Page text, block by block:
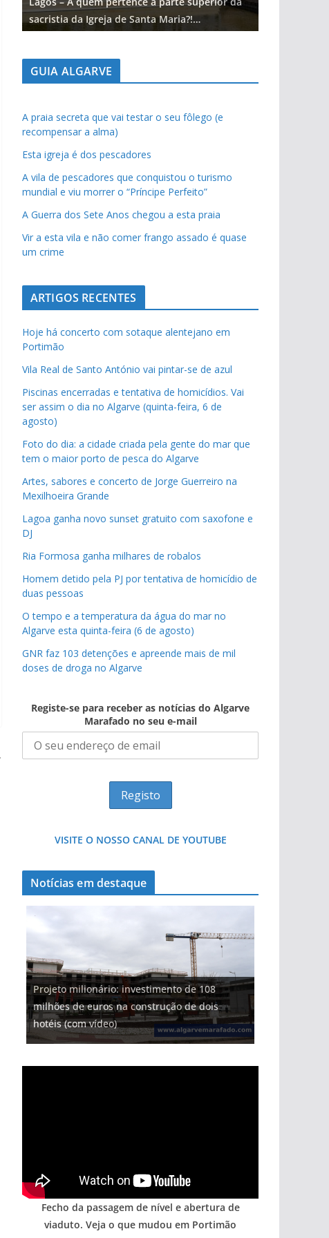
sacristia da Igreja de Santa Maria?!…
GUIA ALGARVE
A praia secreta que vai testar o seu fôlego (e
recompensar a alma)
Esta igreja é dos pescadores
A vila de pescadores que conquistou o turismo
mundial e viu morrer o “Príncipe Perfeito”
A Guerra dos Sete Anos chegou a esta praia
Vir a esta vila e não comer frango assado é quase
um crime
ARTIGOS RECENTES
Hoje há concerto com sotaque alentejano em
Portimão
Vila Real de Santo António vai pintar-se de azul
Piscinas encerradas e tentativa de homicídios. Vai
ser assim o dia no Algarve (quinta-feira, 6 de
agosto)
Foto do dia: a cidade criada pela gente do mar que
tem o maior porto de pesca do Algarve
Artes, sabores e concerto de Jorge Guerreiro na
Mexilhoeira Grande
Lagoa ganha novo sunset gratuito com saxofone e
DJ
Ria Formosa ganha milhares de robalos
Homem detido pela PJ por tentativa de homicídio de
duas pessoas
O tempo e a temperatura da água do mar no
Algarve esta quinta-feira (6 de agosto)
GNR faz 103 detenções e apreende mais de mil
doses de droga no Algarve
Registe-se para receber as notícias do Algarve
Marafado no seu e-mail
VISITE O NOSSO CANAL DE YOUTUBE
Notícias em destaque
Projeto milionário: investimento de 108
milhões de euros na construção de dois
hotéis (com vídeo)
Fecho da passagem de nível e abertura de
viaduto. Veja o que mudou em Portimão